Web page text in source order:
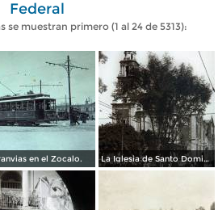
Federal
se muestran primero (1 al 24 de 5313):
en el Zocalo. La Iglesia de Santo Domingo.